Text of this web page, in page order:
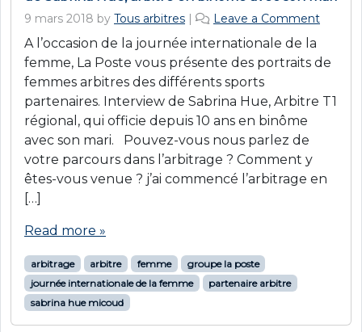
9 mars 2018 by Tous arbitres | Leave a Comment
A l’occasion de la journée internationale de la
femme, La Poste vous présente des portraits de
femmes arbitres des différents sports
partenaires. Interview de Sabrina Hue, Arbitre T1
régional, qui officie depuis 10 ans en binôme
avec son mari. Pouvez-vous nous parlez de
votre parcours dans l’arbitrage ? Comment y
êtes-vous venue ? j’ai commencé l’arbitrage en
[…]
Read more »
arbitrage arbitre femme
groupe la poste
journée internationale de la femme
partenaire arbitre
sabrina hue micoud